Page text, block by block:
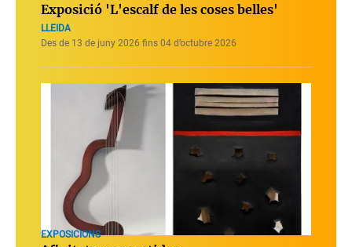
Exposició 'L'escalf de les coses belles'
LLEIDA
Des de 13 de juny 2026 fins 04 d’octubre 2026
EXPOSICIONS